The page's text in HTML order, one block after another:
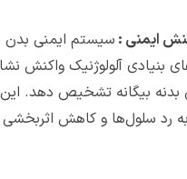
ایمنی : سیستم ایمنی
بنیادی آلولوژنیک واکنش
بدنه بیگانه تشخیص دهد.
رد سلول‌ها و کاهش